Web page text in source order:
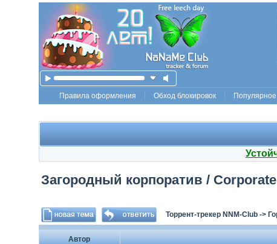
Правила оформления Обход блокировок Популярное
Загородный корпоратив /
Торрент-трекер NNM-Club->
Автор